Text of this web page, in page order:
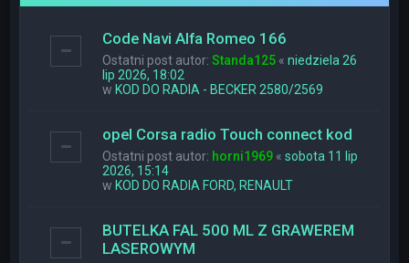
Code Navi Alfa Romeo 166
Ostatni post autor:Standa125 «niedziela 26
lip 2026, 18:02
w KOD DO RADIA - BECKER 2580/2569
opel Corsa radio Touch connect kod
Ostatni post autor: horni1969 «sobota 11 lip
2026, 15:14
w KOD DO RADIA FORD, RENAULT
BUTELKA FAL 500 ML Z GRAWEREM
LASEROWYM